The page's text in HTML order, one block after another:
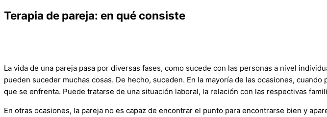
Terapia de pareja: en qué consiste
La vida de una pareja pasa por diversas fases, como sucede con las personas a nivel
pueden suceder muchas cosas. De hecho, suceden. En la mayoría de las ocasiones,
que se enfrenta. Puede tratarse de una situación laboral, la relación con las respectivas
En otras ocasiones, la pareja no es capaz de encontrar el punto para encontrarse bien y